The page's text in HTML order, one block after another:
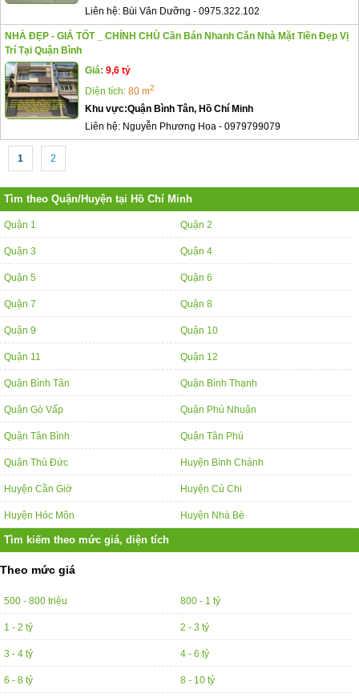
Liên hệ: Bùi Văn Dưỡng - 0975.322.102
NHÀ ĐẸP - GIÁ TỐT _ CHÍNH CHỦ Cần Bán Nhanh Căn Nhà Mặt Tiền Đẹp Vị
Trí Tại Quận Bình
Giá: 9,6 tỷ
Diện tích: 80 m2
Khu vực:Quận Bình Tân, Hồ Chí Minh
Liên hệ: Nguyễn Phương Hoa - 0979799079
1 2
Tìm theo Quận/Huyện tại Hồ Chí Minh
Quận 1 Quận 2
Quận 3 Quận 4
Quận 5 Quận 6
Quận 7 Quận 8
Quận 9 Quận 10
Quận 11 Quận 12
Quận Bình Tân Quận Bình Thạnh
Quận Gò Vấp Quận Phú Nhuận
Quận Tân Bình Quận Tân Phú
Quận Thủ Đức Huyện Bình Chánh
Huyện Cần Giờ Huyện Củ Chi
Huyện Hóc Môn Huyện Nhà Bè
Tìm kiếm theo mức giá, diện tích
Theo mức giá
500 - 800 triệu 800 - 1 tỷ
1 - 2 tỷ 2 - 3 tỷ
3 - 4 tỷ 4 - 6 tỷ
6 - 8 tỷ 8 - 10 tỷ